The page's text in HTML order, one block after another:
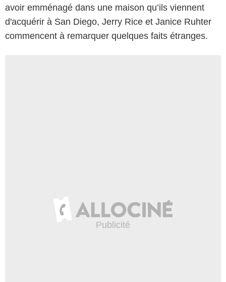
avoir emménagé dans une maison qu’ils viennent
d'acquérir à San Diego, Jerry Rice et Janice Ruhter
commencent à remarquer quelques faits étranges.